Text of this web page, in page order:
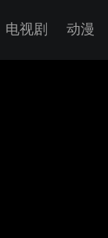
电视剧 动漫